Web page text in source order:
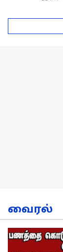
வீரர்களுடன்
நேர்காணல்!
வைரல்